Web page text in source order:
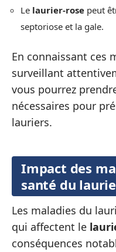
Le laurier-rose peut
septoriose et la gale.
En connaissant ces
surveillant
vous pourrez
nécessaires pour
lauriers.
Impact des
santé du
Les maladies du
qui affectent le
conséquences